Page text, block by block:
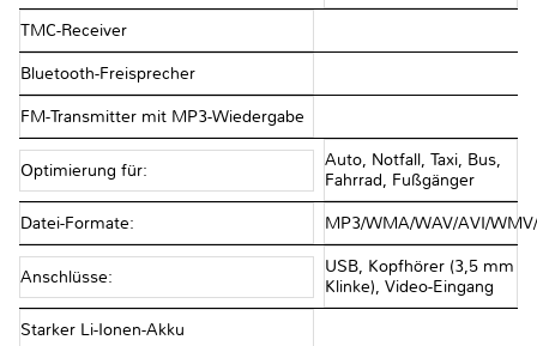
TMC-Receiver
Bluetooth-Freisprecher
FM-Transmitter mit MP3-Wiedergabe
Optimierung für:
Auto, Notfall, Taxi, Bus,
Fahrrad, Fußgänger
Datei-Formate: MP3/WMA/WAV/AVI/
Anschlüsse:
USB, Kopfhörer (3,5 mm
Klinke), Video-Eingang
Starker Li-Ionen-Akku